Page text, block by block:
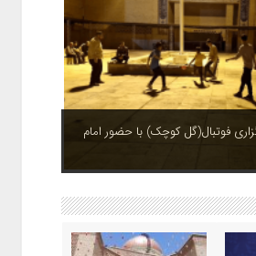
شهر پرند در فصل بهار + تصاویر